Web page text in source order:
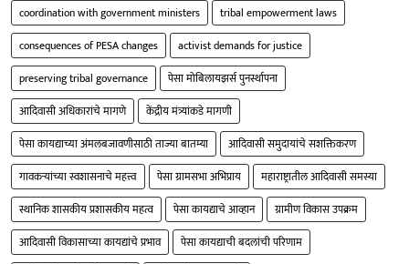
coordination with government ministers
tribal empowerment laws
consequences of PESA changes
activist demands for justice
preserving tribal governance
पेसा मोबिलायझर्स पुनर्स्थापना
आदिवासी अधिकारांचे मागणे
केंद्रीय मंत्र्यांकडे मागणी
पेसा कायद्याच्या अंमलबजावणीसाठी ताज्या बातम्या
आदिवासी समुदायांचे सशक्तिकरण
गावकऱ्यांच्या स्वशासनाचे महत्त्व
पेसा ग्रामसभा अभिप्राय
महाराष्ट्रातील आदिवासी समस्या
स्थानिक शासकीय प्रशासकीय महत्व
पेसा कायद्याचे आव्हान
ग्रामीण विकास उपक्रम
आदिवासी विकासाच्या कायद्यांचे प्रभाव
पेसा कायद्याची बदलांची परिणाम